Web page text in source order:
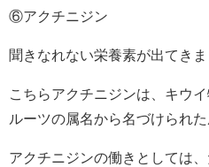
⑥アクチニジン
聞きなれない栄養素が出てき
こちらアクチニジンは、キウ
ルーツの属名から名づけられた
アクチニジンの働きとしては